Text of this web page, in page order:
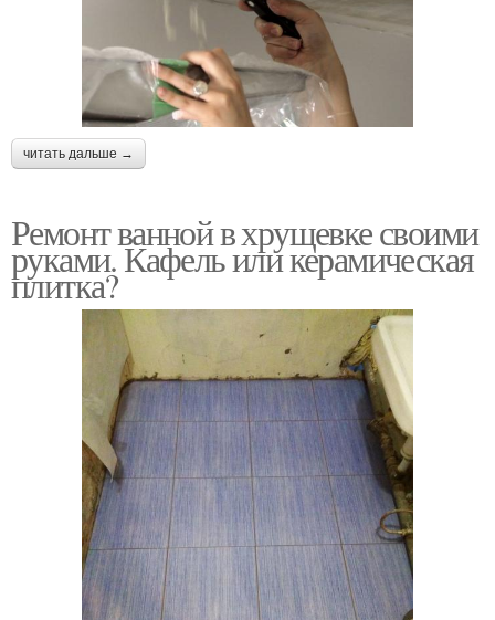
читать дальше →
Ремонт ванной в хрущевке своими
руками. Кафель или керамическая
плитка?